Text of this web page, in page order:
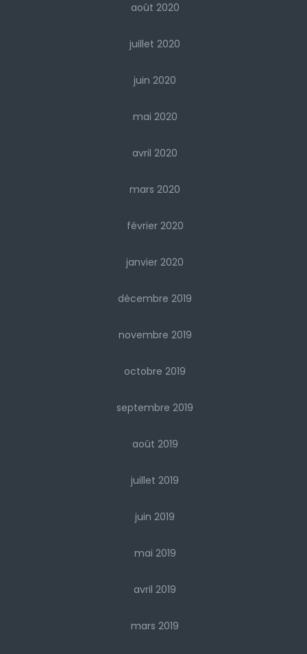
août 2020
juillet 2020
juin 2020
mai 2020
avril 2020
mars 2020
février 2020
janvier 2020
décembre 2019
novembre 2019
octobre 2019
septembre 2019
août 2019
juillet 2019
juin 2019
mai 2019
avril 2019
mars 2019